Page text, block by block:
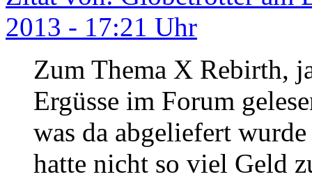
2013 - 17:21 Uhr
Zum Thema X Rebirth,
Ergüsse im Forum
was da abgeliefert wurde
hatte nicht so viel Geld